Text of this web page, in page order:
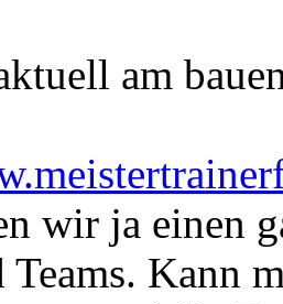
am
wir ja einen
Teams. Kann